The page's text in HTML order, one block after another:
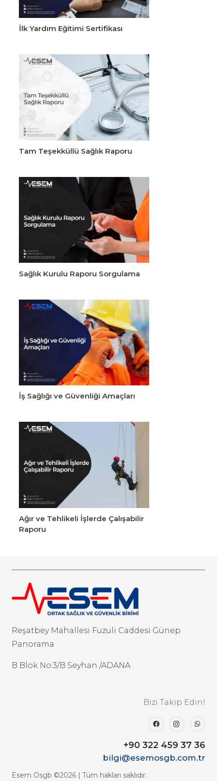
İlk Yardım Eğitimi Sertifikası
Tam Teşekküllü Sağlık Raporu
Sağlık Kurulu Raporu Sorgulama
İş Sağlığı ve Güvenliği Amaçları
Ağır ve Tehlikeli İşlerde Çalışabilir
Raporu
Reşatbey Mahallesi Fuzuli Caddesi Günep
Panorama
B Blok No:3/B Seyhan /ADANA
Bizi Takip Edin!
+90 322 459 37 36
bilgi@esemosgb.com.tr
Esem Osgb ©2026 | Tüm hakları saklıdır.